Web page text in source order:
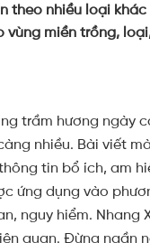
theo nhiều loại khác
vùng miền trồng,
trầm hương ngày
nhiều. Bài viết
tin bổ ích, am
ứng dụng vào
nguy hiểm. Nhang
quan. Đừng ngần